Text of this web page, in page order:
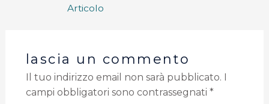
Articolo
lascia un commento
Il tuo indirizzo email non sarà pubblicato.
campi obbligatori sono contrassegnati *